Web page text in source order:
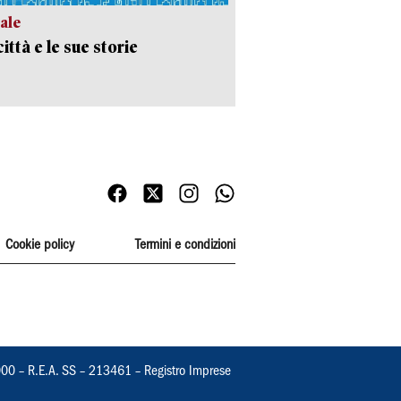
e le sue storie
Cookie policy Termini e condizioni
– R.E.A. SS – 213461 – Registro Imprese